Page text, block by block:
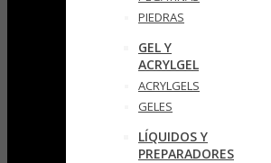
PIEDRAS
GEL Y
ACRYLGEL
ACRYLGELS
GELES
LÍQUIDOS Y
PREPARADORES